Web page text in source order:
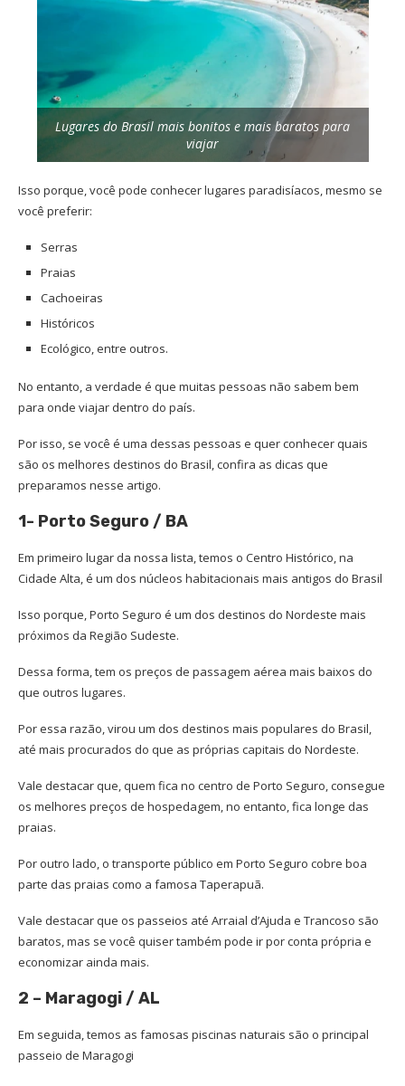
Lugares do Brasil mais bonitos e mais baratos para
viajar
Isso porque, você pode conhecer lugares paradisíacos, mesmo se
você preferir:
Serras
Praias
Cachoeiras
Históricos
Ecológico, entre outros.
No entanto, a verdade é que muitas pessoas não sabem bem
para onde viajar dentro do país.
Por isso, se você é uma dessas pessoas e quer conhecer quais
são os melhores destinos do Brasil, confira as dicas que
preparamos nesse artigo.
1- Porto Seguro / BA
Em primeiro lugar da nossa lista, temos o Centro Histórico, na
Cidade Alta, é um dos núcleos habitacionais mais antigos do Brasil
Isso porque, Porto Seguro é um dos destinos do Nordeste mais
próximos da Região Sudeste.
Dessa forma, tem os preços de passagem aérea mais baixos do
que outros lugares.
Por essa razão, virou um dos destinos mais populares do Brasil,
até mais procurados do que as próprias capitais do Nordeste.
Vale destacar que, quem fica no centro de Porto Seguro, consegue
os melhores preços de hospedagem, no entanto, fica longe das
praias.
Por outro lado, o transporte público em Porto Seguro cobre boa
parte das praias como a famosa Taperapuã.
Vale destacar que os passeios até Arraial d’Ajuda e Trancoso são
baratos, mas se você quiser também pode ir por conta própria e
economizar ainda mais.
2 – Maragogi / AL
Em seguida, temos as famosas piscinas naturais são o principal
passeio de Maragogi